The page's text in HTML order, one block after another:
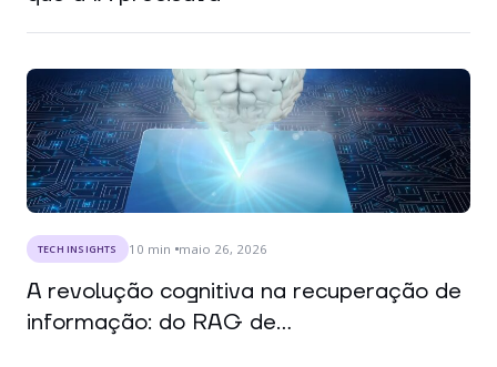
TECH INSIGHTS 10 min maio 26, 2026
A revolução cognitiva na recuperação de
informação: do RAG de...